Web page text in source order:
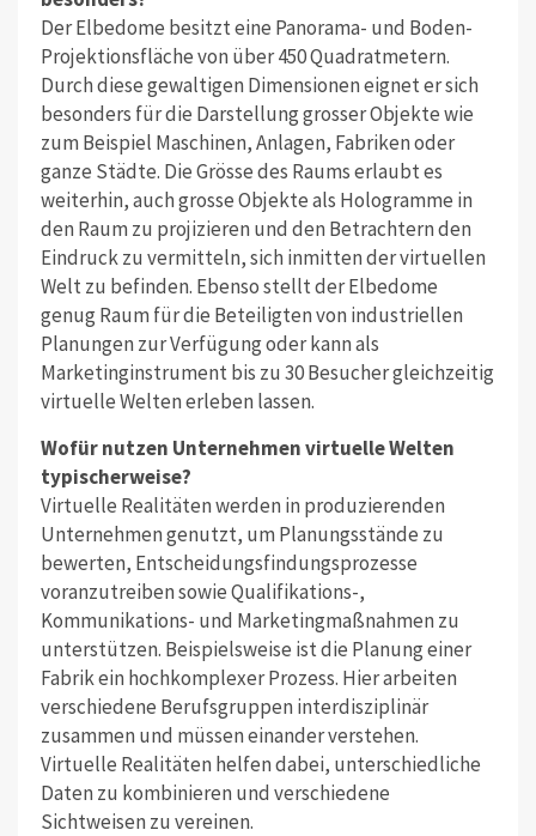
Der Elbedome besitzt eine Panorama- und Boden-
Projektionsfläche von über 450 Quadratmetern.
Durch diese gewaltigen Dimensionen eignet er sich
besonders für die Darstellung grosser Objekte wie
zum Beispiel Maschinen, Anlagen, Fabriken oder
ganze Städte. Die Grösse des Raums erlaubt es
weiterhin, auch grosse Objekte als Hologramme in
den Raum zu projizieren und den Betrachtern den
Eindruck zu vermitteln, sich inmitten der virtuellen
Welt zu befinden. Ebenso stellt der Elbedome
genug Raum für die Beteiligten von industriellen
Planungen zur Verfügung oder kann als
Marketinginstrument bis zu 30 Besucher gleichzeitig
virtuelle Welten erleben lassen.
Wofür nutzen Unternehmen virtuelle Welten
typischerweise?
Virtuelle Realitäten werden in produzierenden
Unternehmen genutzt, um Planungsstände zu
bewerten, Entscheidungsfindungsprozesse
voranzutreiben sowie Qualifikations-,
Kommunikations- und Marketingmaßnahmen zu
unterstützen. Beispielsweise ist die Planung einer
Fabrik ein hochkomplexer Prozess. Hier arbeiten
verschiedene Berufsgruppen interdisziplinär
zusammen und müssen einander verstehen.
Virtuelle Realitäten helfen dabei, unterschiedliche
Daten zu kombinieren und verschiedene
Sichtweisen zu vereinen.